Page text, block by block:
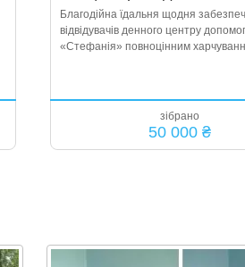
Благодійна їдальня щодня
відвідувачів денного центру
«Стефанія» повноцінним
зібрано
50 000 ₴